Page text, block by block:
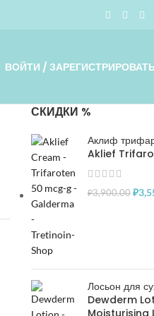
ВОЙТИ /
СКИДКИ %
Аклиф
Aklief
₽3,900.00 ₽
Лосьон для
Dewderm
Moisturising